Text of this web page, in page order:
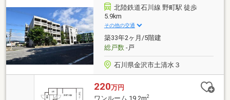
営業時間10時～18時（定休日：水曜日）この時間帯は
お電話でのお問い合わせがスムーズに対応できます。
お問い合わせは【フリーダイヤル：0800ー816ー
7141】
北陸鉄道石川線 野町駅 徒歩
5.9km
その他の交通
築33年2ヶ月/5階建
総戸数-戸
石川県金沢市土清水３
220万円
ワンルーム 19.2m2